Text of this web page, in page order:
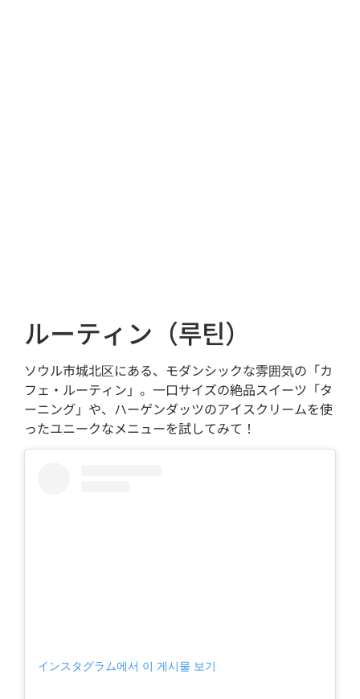
ルーティン（루틴）
ソウル市城北区にある、モダンシックな雰囲気の「カ
フェ・ルーティン」。一口サイズの絶品スイーツ「タ
ーニング」や、ハーゲンダッツのアイスクリームを使
ったユニークなメニューを試してみて！
インスタグラム에서 이 게시물 보기